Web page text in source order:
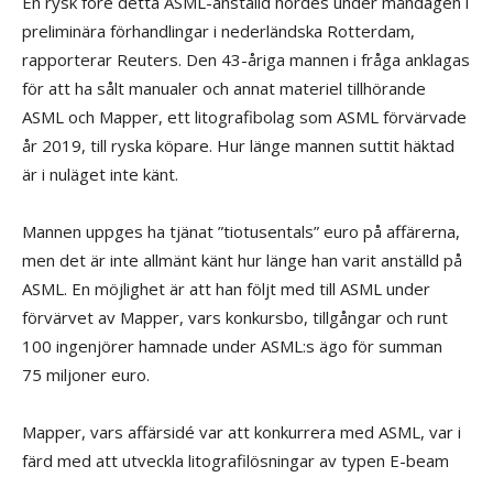
preliminära förhandlingar i nederländska Rotterdam,
rapporterar Reuters. Den 43-åriga mannen i fråga anklagas
för att ha sålt manualer och annat materiel tillhörande
ASML och Mapper, ett litografibolag som ASML förvärvade
år 2019, till ryska köpare. Hur länge mannen suttit häktad
är i nuläget inte känt.
Mannen uppges ha tjänat ”tiotusentals” euro på affärerna,
men det är inte allmänt känt hur länge han varit anställd på
ASML. En möjlighet är att han följt med till ASML under
förvärvet av Mapper, vars konkursbo, tillgångar och runt
100 ingenjörer hamnade under ASML:s ägo för summan
75 miljoner euro.
Mapper, vars affärsidé var att konkurrera med ASML, var i
färd med att utveckla litografilösningar av typen E-beam